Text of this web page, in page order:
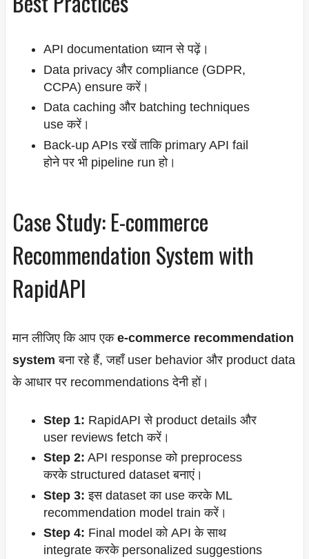
API documentation ध्यान से पढ़ें।
Data privacy और compliance (GDPR,
CCPA) ensure करें।
Data caching और batching techniques
use करें।
Back-up APIs रखें ताकि primary API fail
होने पर भी pipeline run हो।
Case Study: E-commerce
Recommendation System with
RapidAPI
मान लीजिए कि आप एक e-commerce recommendation
system बना रहे हैं, जहाँ user behavior और product data
के आधार पर recommendations देनी हों।
Step 1: RapidAPI से product details और
user reviews fetch करें।
Step 2: API response को preprocess
करके structured dataset बनाएं।
Step 3: इस dataset का use करके ML
recommendation model train करें।
Step 4: Final model को API के साथ
integrate करके personalized suggestions